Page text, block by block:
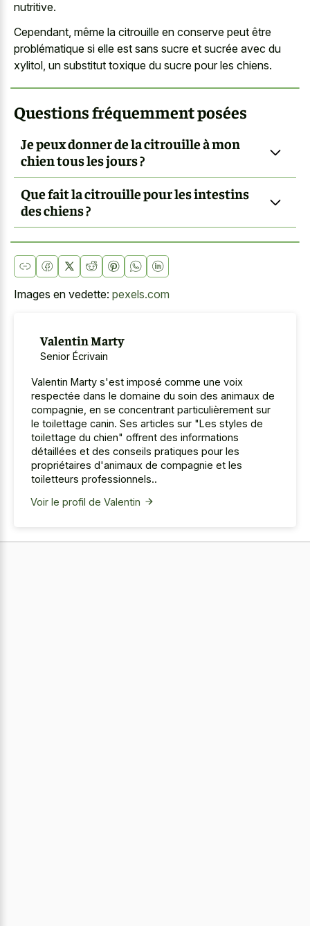
nutritive.
Cependant, même la citrouille en conserve peut être
problématique si elle est sans sucre et sucrée avec du
xylitol, un substitut toxique du sucre pour les chiens.
Questions fréquemment posées
Je peux donner de la citrouille à mon
chien tous les jours ?
Que fait la citrouille pour les intestins
des chiens ?
Images en vedette: pexels.com
Valentin Marty
Senior Écrivain
Valentin Marty s'est imposé comme une voix
respectée dans le domaine du soin des animaux de
compagnie, en se concentrant particulièrement sur
le toilettage canin. Ses articles sur "Les styles de
toilettage du chien" offrent des informations
détaillées et des conseils pratiques pour les
propriétaires d'animaux de compagnie et les
toiletteurs professionnels..
Voir le profil de Valentin